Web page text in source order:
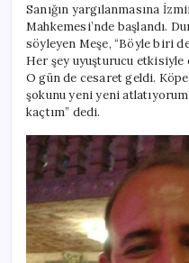
Sanığın yargılanmasına
Mahkemesi’nde başlandı.
söyleyen Meşe, “Böyle biri
Her şey uyuşturucu etkisiyle
O gün de cesaret geldi.
şokunu yeni yeni
kaçtım” dedi.